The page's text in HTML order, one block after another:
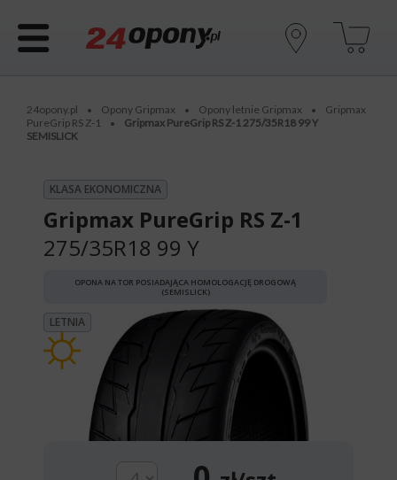
24opony.pl • Opony Gripmax • Opony letnie Gripmax •
Gripmax
PureGrip RS Z-1
•
Gripmax PureGrip RS Z-1 275/35R18 99 Y
SEMISLICK
KLASA EKONOMICZNA
Gripmax PureGrip RS Z-1
275/35R18 99 Y
OPONA NA TOR POSIADAJĄCA HOMOLOGACJĘ DROGOWĄ
(SEMISLICK)
LETNIA